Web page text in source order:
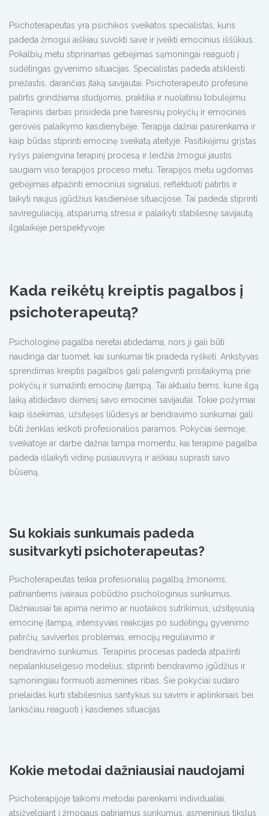
Psichoterapeutas yra psichikos sveikatos specialistas, kuris
padeda žmogui aiškiau suvokti save ir įveikti emocinius iššūkius.
Pokalbių metu stiprinamas gebėjimas sąmoningai reaguoti į
sudėtingas gyvenimo situacijas. Specialistas padeda atskleisti
priežastis, darančias įtaką savijautai. Psichoterapeuto profesinė
patirtis grindžiama studijomis, praktika ir nuolatiniu tobulėjimu.
Terapinis darbas prisideda prie tvaresnių pokyčių ir emocinės
gerovės palaikymo kasdienybėje. Terapija dažnai pasirenkama ir
kaip būdas stiprinti emocinę sveikatą ateityje. Pasitikėjimu grįstas
ryšys palengvina terapinį procesą ir leidžia žmogui jaustis
saugiam viso terapijos proceso metu. Terapijos metu ugdomas
gebėjimas atpažinti emocinius signalus, reflektuoti patirtis ir
taikyti naujus įgūdžius kasdienėse situacijose. Tai padeda stiprinti
savireguliaciją, atsparumą stresui ir palaikyti stabilesnę savijautą
ilgalaikėje perspektyvoje.
Kada reikėtų kreiptis pagalbos į
psichoterapeutą?
Psichologinė pagalba neretai atidedama, nors ji gali būti
naudinga dar tuomet, kai sunkumai tik pradeda ryškėti. Ankstyvas
sprendimas kreiptis pagalbos gali palengvinti prisitaikymą prie
pokyčių ir sumažinti emocinę įtampą. Tai aktualu tiems, kurie ilgą
laiką atidėdavo dėmesį savo emocinei savijautai. Tokie požymiai
kaip išsekimas, užsitęsęs liūdesys ar bendravimo sunkumai gali
būti ženklas ieškoti profesionalios paramos. Pokyčiai šeimoje,
sveikatoje ar darbe dažnai tampa momentu, kai terapinė pagalba
padeda išlaikyti vidinę pusiausvyrą ir aiškiau suprasti savo
būseną.
Su kokiais sunkumais padeda
susitvarkyti psichoterapeutas?
Psichoterapeutas teikia profesionalią pagalbą žmonėms,
patiriantiems įvairaus pobūdžio psichologinius sunkumus.
Dažniausiai tai apima nerimo ar nuotaikos sutrikimus, užsitęsusią
emocinę įtampą, intensyvias reakcijas po sudėtingų gyvenimo
patirčių, savivertės problemas, emocijų reguliavimo ir
bendravimo sunkumus. Terapinis procesas padeda atpažinti
nepalankiuselgesio modelius, stiprinti bendravimo įgūdžius ir
sąmoningiau formuoti asmenines ribas. Šie pokyčiai sudaro
prielaidas kurti stabilesnius santykius su savimi ir aplinkiniais bei
lanksčiau reaguoti į kasdienes situacijas.
Kokie metodai dažniausiai naudojami
Psichoterapijoje taikomi metodai parenkami individualiai,
atsižvelgiant į žmogaus patiriamus sunkumus, asmeninius tikslus